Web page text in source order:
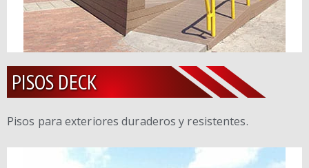
PISOS DECK
Pisos para exteriores duraderos y resistentes.